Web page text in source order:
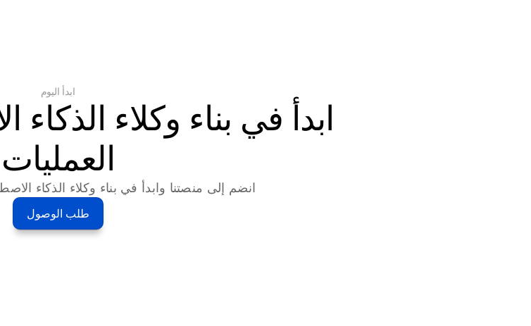
ابدأ اليوم
العمليات
انضم إلى منصتنا وابدأ في بناء وكلاء الذكاء
طلب الوصول